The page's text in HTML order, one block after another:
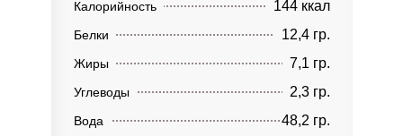
Калорийность 144 ккал
Белки 12,4 гр.
Жиры 7,1 гр.
Углеводы 2,3 гр.
Вода 48,2 гр.